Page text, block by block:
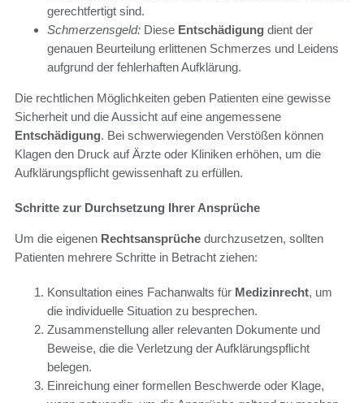
gerechtfertigt sind.
Schmerzensgeld: Diese Entschädigung dient der
genauen Beurteilung erlittenen Schmerzes und Leidens
aufgrund der fehlerhaften Aufklärung.
Die rechtlichen Möglichkeiten geben Patienten eine gewisse
Sicherheit und die Aussicht auf eine angemessene
Entschädigung. Bei schwerwiegenden Verstößen können
Klagen den Druck auf Ärzte oder Kliniken erhöhen, um die
Aufklärungspflicht gewissenhaft zu erfüllen.
Schritte zur Durchsetzung Ihrer Ansprüche
Um die eigenen Rechtsansprüche durchzusetzen, sollten
Patienten mehrere Schritte in Betracht ziehen:
Konsultation eines Fachanwalts für Medizinrecht, um
die individuelle Situation zu besprechen.
Zusammenstellung aller relevanten Dokumente und
Beweise, die die Verletzung der Aufklärungspflicht
belegen.
Einreichung einer formellen Beschwerde oder Klage,